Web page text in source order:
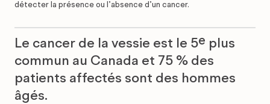
détecter la présence ou l’absence d’un cancer.
Le cancer de la vessie est le 5e plus
commun au Canada et 75 % des
patients affectés sont des hommes
âgés.